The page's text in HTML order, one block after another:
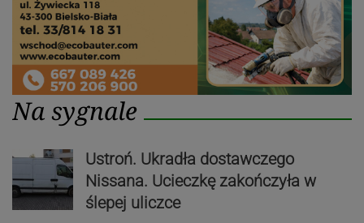
Na sygnale
Ustroń. Ukradła dostawczego
Nissana. Ucieczkę zakończyła w
ślepej uliczce